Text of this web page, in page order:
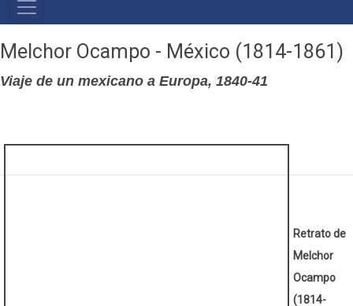
NAVEGAÇÃO
PRINCIPAL
Melchor Ocampo - México (1814-1861)
Viaje de un mexicano a Europa, 1840-41
Retrato de
Melchor
Ocampo
(1814-